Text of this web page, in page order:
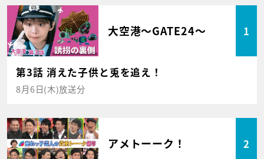
大空港～GATE24～ 1
第3話 消えた子供と兎を追え！
8月6日(木)放送分
アメトーーク！ 2